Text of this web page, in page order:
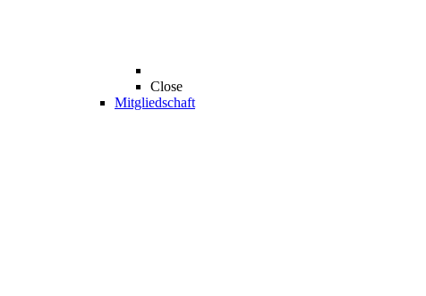
Close
Mitgliedschaft